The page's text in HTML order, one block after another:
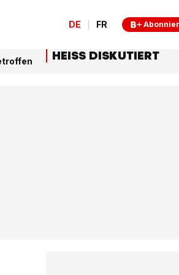
DE FR
HEISS DISKUTIERT